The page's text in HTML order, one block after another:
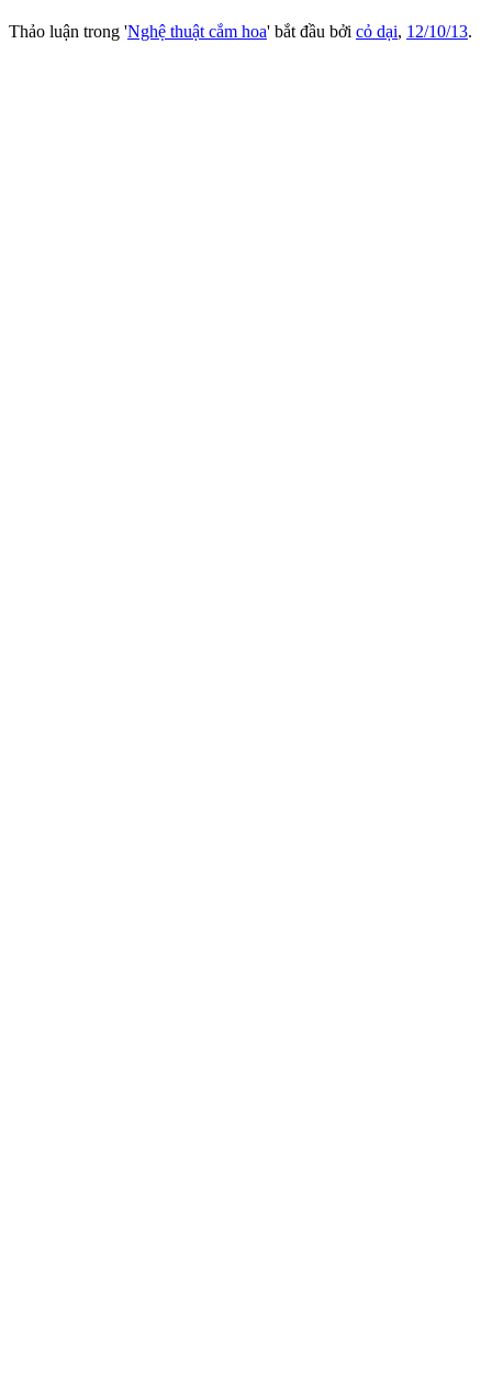
Thảo luận trong 'Nghệ thuật cắm hoa' bắt đầu bởi cỏ dại, 12/10/13.